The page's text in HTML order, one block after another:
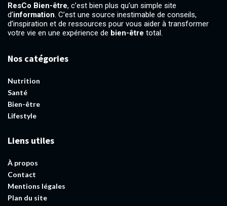
ResCo Bien-être, c’est bien plus qu’un simple site
d’information. C’est une source inestimable de conseils,
d’inspiration et de ressources pour vous aider à transformer
votre vie en une expérience de bien-être total.
Nos catégories
Nutrition
Santé
Bien-être
Lifestyle
Liens utiles
À propos
Contact
Mentions légales
Plan du site